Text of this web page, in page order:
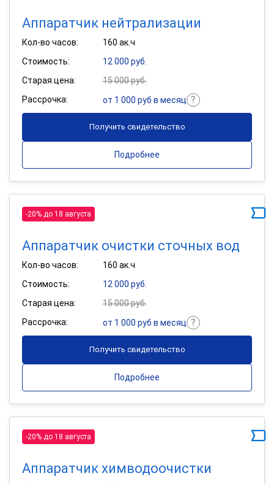
Аппаратчик нейтрализации
Кол-во часов:
160 ак.ч
Стоимость:
12 000 руб.
Старая цена:
15 000 руб.
Рассрочка:
от 1 000 руб в месяц
Получить свидетельство
Подробнее
-20% до 18 августа
Аппаратчик очистки сточных вод
Кол-во часов:
160 ак.ч
Стоимость:
12 000 руб.
Старая цена:
15 000 руб.
Рассрочка:
от 1 000 руб в месяц
Получить свидетельство
Подробнее
-20% до 18 августа
Аппаратчик химводоочистки